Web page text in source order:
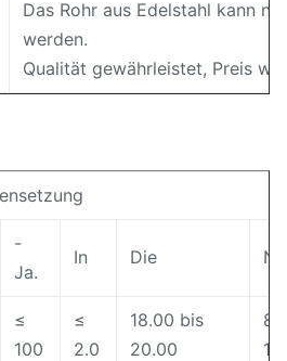
Das Rohr aus Edelstahl kann
werden.
Qualität gewährleistet, Preis
-
Ja.
In Die Ni
≤
100
≤
2.0
18.00 bis
20.00